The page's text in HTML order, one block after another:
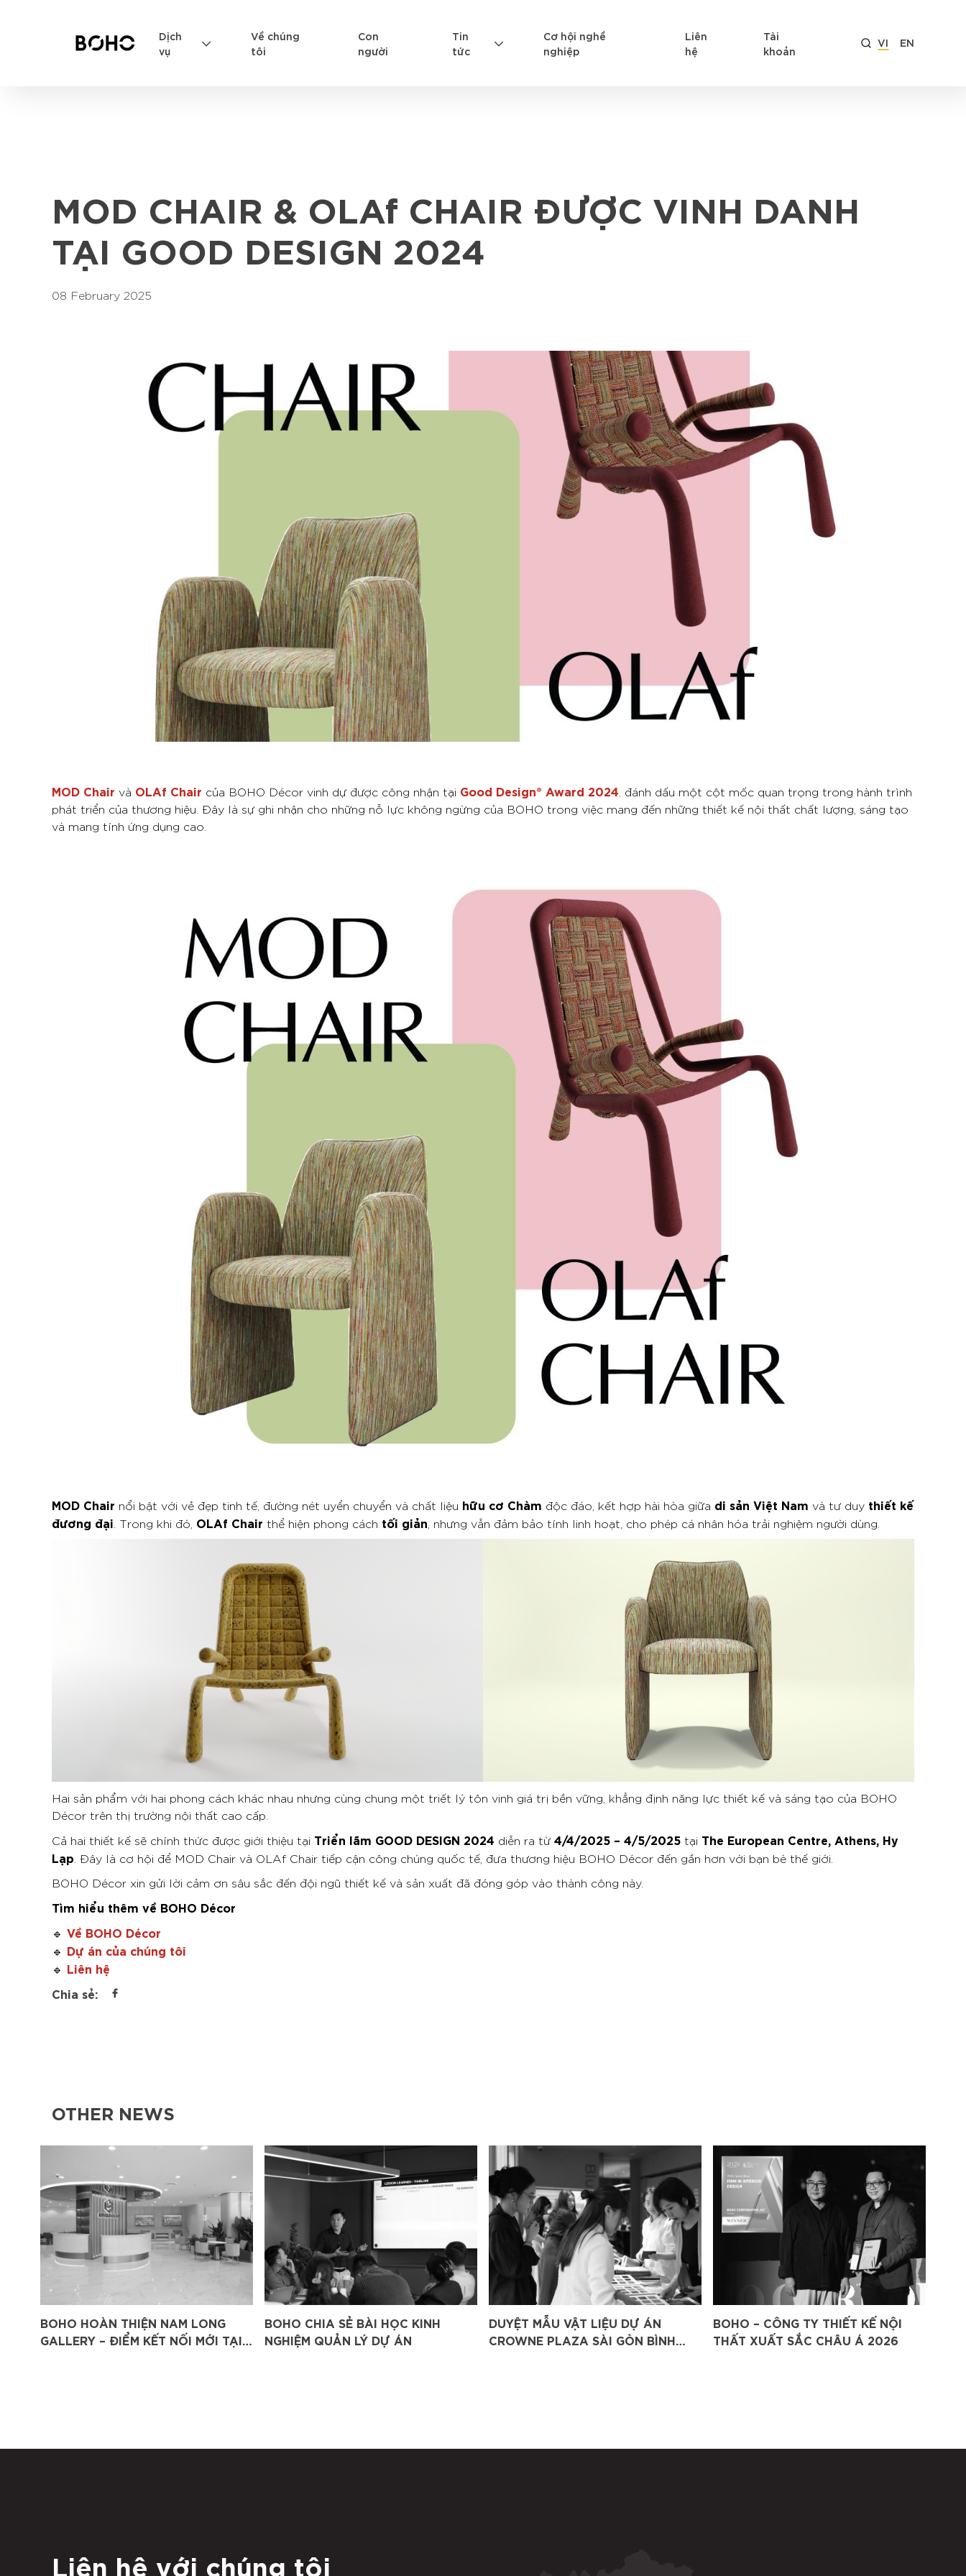
Dịch
vụ
Về chúng
tôi
Con
người
Tin
tức
Cơ hội nghề
nghiệp
Liên
hệ
Tài
khoản
VI EN
MOD CHAIR & OLAf CHAIR ĐƯỢC VINH DANH
TẠI GOOD DESIGN 2024
08 February 2025
MOD Chair và OLAf Chair của BOHO Décor vinh dự được công nhận tại Good Design® Award 2024 đánh dấu một cột mốc quan trọng trong hành trình
phát triển của thương hiệu. Đây là sự ghi nhận cho những nỗ lực không ngừng của BOHO trong việc mang đến những thiết kế nội thất chất lượng, sáng tạo
và mang tính ứng dụng cao.
MOD Chair nổi bật với vẻ đẹp tinh tế, đường nét uyển chuyển và chất liệu hữu cơ Chàm độc đáo, kết hợp hài hòa giữa di sản Việt Nam và tư duy thiết kế
đương đại . Trong khi đó, OLAf Chair thể hiện phong cách tối giản , nhưng vẫn đảm bảo tính linh hoạt, cho phép cá nhân hóa trải nghiệm người dùng.
Hai sản phẩm với hai phong cách khác nhau nhưng cùng chung một triết lý tôn vinh giá trị bền vững, khẳng định năng lực thiết kế và sáng tạo của BOHO
Décor trên thị trường nội thất cao cấp.
Cả hai thiết kế sẽ chính thức được giới thiệu tại Triển lãm GOOD DESIGN 2024 diễn ra từ 4/4/2025 – 4/5/2025 tại The European Centre, Athens, Hy
Lạp . Đây là cơ hội để MOD Chair và OLAf Chair tiếp cận công chúng quốc tế, đưa thương hiệu BOHO Décor đến gần hơn với bạn bè thế giới.
BOHO Décor xin gửi lời cảm ơn sâu sắc đến đội ngũ thiết kế và sản xuất đã đóng góp vào thành công này.
Tìm hiểu thêm về BOHO Décor
🔹 Về BOHO Décor
🔹 Dự án của chúng tôi
🔹 Liên hệ
Chia sẻ:
OTHER NEWS
BOHO HOÀN THIỆN NAM LONG
GALLERY – ĐIỂM KẾT NỐI MỚI TẠI
BOHO CHIA SẺ BÀI HỌC KINH
NGHIỆM QUẢN LÝ DỰ ÁN
DUYỆT MẪU VẬT LIỆU DỰ ÁN
CROWNE PLAZA SÀI GÒN BÌNH
BOHO – CÔNG TY THIẾT KẾ NỘI
THẤT XUẤT SẮC CHÂU Á 2026
Liên hệ với chúng tôi